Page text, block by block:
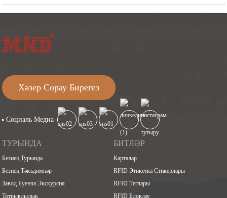
Хәзер Сорау Бирегез
Социаль Медиа
ТУРЫНДА
Безнең Турында
Безнең Тәкъдимнәр
Завод Буенча Экскурсия
Тотрыклылык
БИТЛӘР
Карталар
RFID Этикетка Стикерлары
RFID Теглары
RFID Блоклау